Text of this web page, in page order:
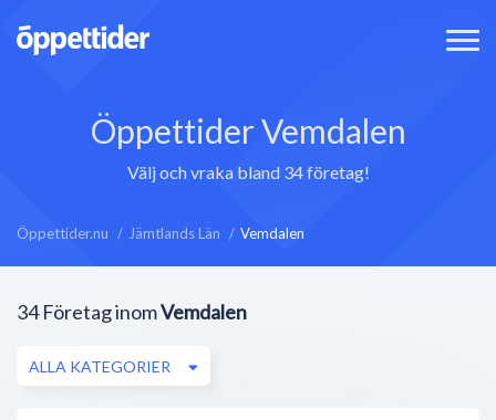
Öppettider Vemdalen
Välj och vraka bland 34 företag!
Öppettider.nu Jämtlands Län Vemdalen
34 Företag inomVemdalen
ALLA KATEGORIER